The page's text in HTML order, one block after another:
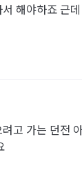
해야하죠 근
고 가는 던전